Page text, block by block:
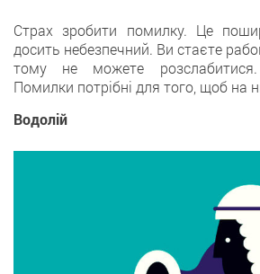
Страх зробити помилку. Це
досить небезпечний. Ви стаєте
тому не можете
Помилки потрібні для того, щоб на
Водолій